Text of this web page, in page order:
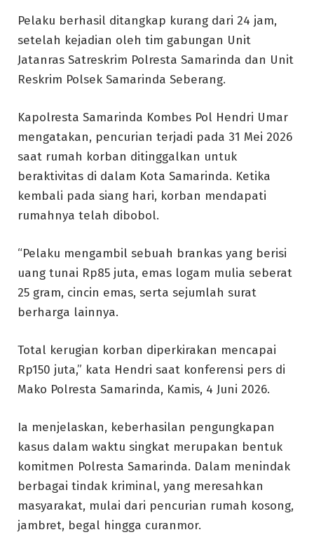
Pelaku berhasil ditangkap kurang dari 24 jam,
setelah kejadian oleh tim gabungan Unit
Jatanras Satreskrim Polresta Samarinda dan Unit
Reskrim Polsek Samarinda Seberang.
Kapolresta Samarinda Kombes Pol Hendri Umar
mengatakan, pencurian terjadi pada 31 Mei 2026
saat rumah korban ditinggalkan untuk
beraktivitas di dalam Kota Samarinda. Ketika
kembali pada siang hari, korban mendapati
rumahnya telah dibobol.
“Pelaku mengambil sebuah brankas yang berisi
uang tunai Rp85 juta, emas logam mulia seberat
25 gram, cincin emas, serta sejumlah surat
berharga lainnya.
Total kerugian korban diperkirakan mencapai
Rp150 juta,” kata Hendri saat konferensi pers di
Mako Polresta Samarinda, Kamis, 4 Juni 2026.
Ia menjelaskan, keberhasilan pengungkapan
kasus dalam waktu singkat merupakan bentuk
komitmen Polresta Samarinda. Dalam menindak
berbagai tindak kriminal, yang meresahkan
masyarakat, mulai dari pencurian rumah kosong,
jambret, begal hingga curanmor.